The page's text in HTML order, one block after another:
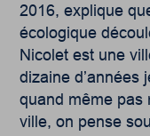
2016, explique
écologique
Nicolet est une
dizaine d’années
quand même pas
ville, on pense